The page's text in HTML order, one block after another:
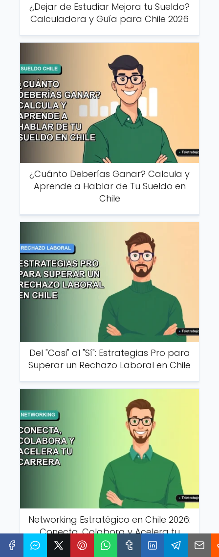
¿Dejar de Estudiar Mejora tu Sueldo?
Calculadora y Guía para Chile 2026
¿Cuánto Deberías Ganar? Calcula y
Aprende a Hablar de Tu Sueldo en
Chile
Del "Casi" al "Sí": Estrategias Pro para
Superar un Rechazo Laboral en Chile
Networking Estratégico en Chile 2026:
Conecta, Colabora y Acelera tu
Carrera